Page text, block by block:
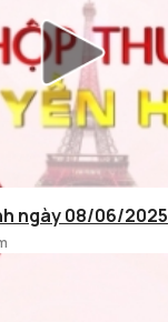
ngày 08/06/2025